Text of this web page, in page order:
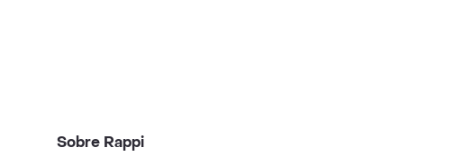
Sobre Rappi